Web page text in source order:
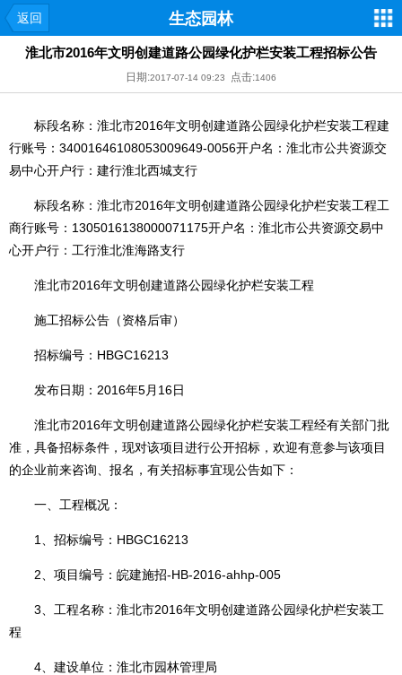
返回 生态园林
淮北市2016年文明创建道路公园绿化护栏安装工程招标公告
日期:2017-07-14 09:23 点击:1406
标段名称：淮北市2016年文明创建道路公园绿化护栏安装工程建
行账号：34001646108053009649-0056开户名：淮北市公共资源交
易中心开户行：建行淮北西城支行
标段名称：淮北市2016年文明创建道路公园绿化护栏安装工程工
商行账号：1305016138000071175开户名：淮北市公共资源交易中
心开户行：工行淮北淮海路支行
淮北市2016年文明创建道路公园绿化护栏安装工程
施工招标公告（资格后审）
招标编号：HBGC16213
发布日期：2016年5月16日
淮北市2016年文明创建道路公园绿化护栏安装工程经有关部门批
准，具备招标条件，现对该项目进行公开招标，欢迎有意参与该项目
的企业前来咨询、报名，有关招标事宜现公告如下：
一、工程概况：
1、招标编号：HBGC16213
2、项目编号：皖建施招-HB-2016-ahhp-005
3、工程名称：淮北市2016年文明创建道路公园绿化护栏安装工
程
4、建设单位：淮北市园林管理局